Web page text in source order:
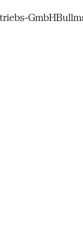
GmbH